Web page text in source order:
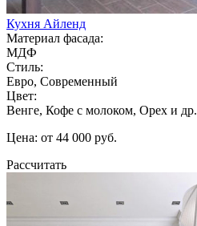
Кухня Айленд
Материал фасада:
МДФ
Стиль:
Евро, Современный
Цвет:
Венге, Кофе с молоком, Орех и др.
Цена: от 44 000 руб.
Рассчитать